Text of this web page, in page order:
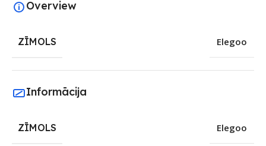
Overview
ZĪMOLS Elegoo
Informācija
ZĪMOLS Elegoo